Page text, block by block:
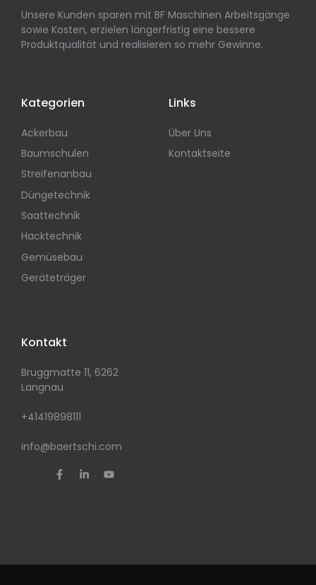
Unsere Kunden sparen mit BF Maschinen Arbeitsgänge
sowie Kosten, erzielen längerfristig eine bessere
Produktqualität und realisieren so mehr Gewinne.
Kategorien
Ackerbau
Baumschulen
Streifenanbau
Düngetechnik
Saattechnik
Hacktechnik
Gemüsebau
Geräteträger
Links
Über Uns
Kontaktseite
Kontakt
Bruggmatte 11, 6262
Langnau
+41419898111
info@baertschi.com